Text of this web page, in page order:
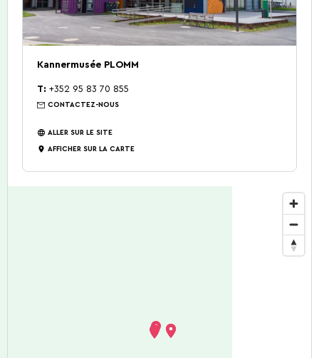
5 Choses à faire Activités d'été 2026
Capitale de la Bière
Kannermusée PLOMM
T: +352 95 83 70 855
CONTACTEZ-NOUS
ALLER SUR LE SITE
AFFICHER SUR LA CARTE